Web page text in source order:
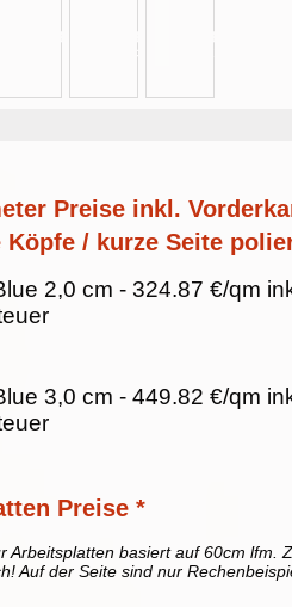
Preise inkl.
Köpfe / kurze Seite
2,0 cm - 324.87 €/qm
3,0 cm - 449.82 €/qm
Preise *
Arbeitsplatten basiert auf 60cm lfm.
Auf der Seite sind nur